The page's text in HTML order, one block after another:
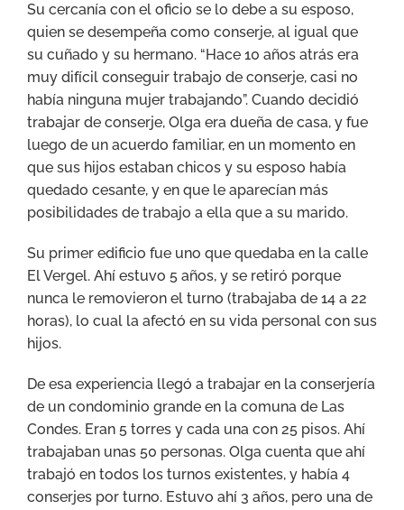
Su cercanía con el oficio se lo debe a su esposo,
quien se desempeña como conserje, al igual que
su cuñado y su hermano. “Hace 10 años atrás era
muy difícil conseguir trabajo de conserje, casi no
había ninguna mujer trabajando”. Cuando decidió
trabajar de conserje, Olga era dueña de casa, y fue
luego de un acuerdo familiar, en un momento en
que sus hijos estaban chicos y su esposo había
quedado cesante, y en que le aparecían más
posibilidades de trabajo a ella que a su marido.
Su primer edificio fue uno que quedaba en la calle
El Vergel. Ahí estuvo 5 años, y se retiró porque
nunca le removieron el turno (trabajaba de 14 a 22
horas), lo cual la afectó en su vida personal con sus
hijos.
De esa experiencia llegó a trabajar en la conserjería
de un condominio grande en la comuna de Las
Condes. Eran 5 torres y cada una con 25 pisos. Ahí
trabajaban unas 50 personas. Olga cuenta que ahí
trabajó en todos los turnos existentes, y había 4
conserjes por turno. Estuvo ahí 3 años, pero una de